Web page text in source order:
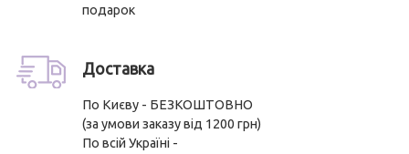
подарок
Доставка
По Києву - БЕЗКОШТОВНО
(за умови заказу від 1200 грн)
По всій Україні -